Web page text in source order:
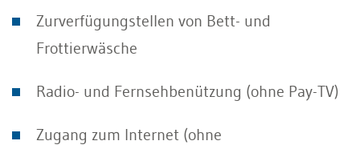
Zurverfügungstellen von Bett- und
Frottierwäsche
Radio- und Fernsehbenützung (ohne Pay-TV)
Zugang zum Internet (ohne